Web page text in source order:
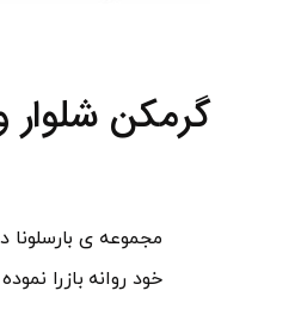
گرمکن شلوار
خود روانه بازرا